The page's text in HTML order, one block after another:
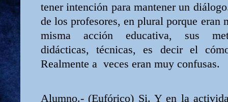
tener intención para mantener un
de los profesores, en plural porque eran
misma acción educativa, sus
didácticas, técnicas, es decir el
Realmente a veces eran muy confusas.
Alumno.- (Eufórico) Si. Y en la